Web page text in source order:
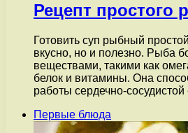
Рецепт простого
Готовить суп рыбный
вкусно, но и полезно. Рыба
веществами, такими как
белок и витамины. Она
работы сердечно-
Первые блюда